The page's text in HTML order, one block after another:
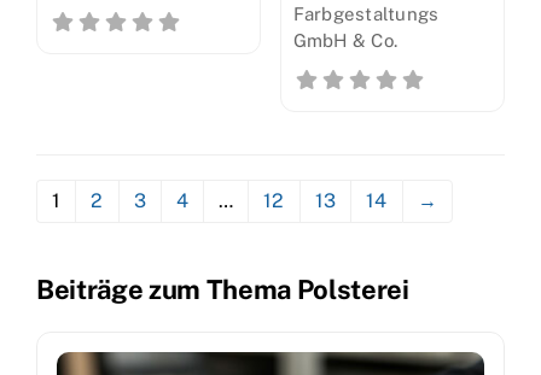
Farbgestaltungs
GmbH & Co.
1 2 3 4 … 12 13 14 →
Beiträge zum Thema Polsterei